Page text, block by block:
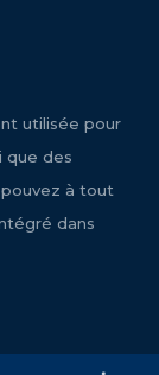
utilisée pour
que des
à tout
dans